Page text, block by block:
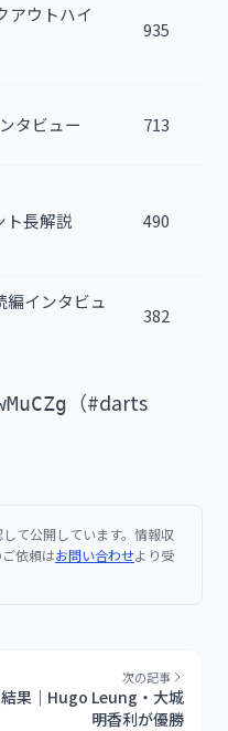
アウトハイ
935
タビュー 713
長解説 490
インタビュ
382
（#darts
て公開しています。情報収
依頼はお問い合わせより受
次の記事
結果｜Hugo Leung・大城
明香利が優勝